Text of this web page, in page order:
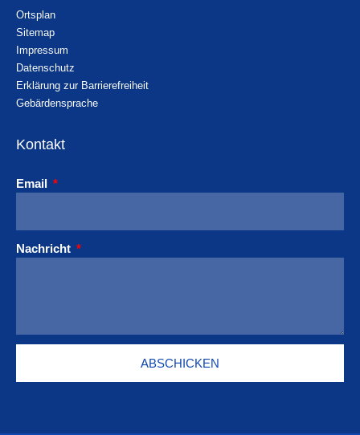
Ortsplan
Sitemap
Impressum
Datenschutz
Erklärung zur Barrierefreiheit
Gebärdensprache
Kontakt
Email
Nachricht
ABSCHICKEN